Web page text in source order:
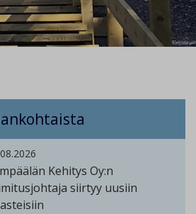
Kehitys Oy:n
siirtyy uusiin